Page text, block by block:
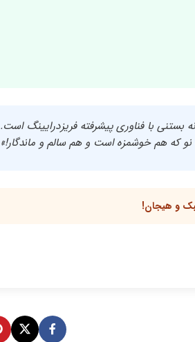
با فناوری پیشرفته فریزدرایینگ است.
که هم خوشمزه است و هم سالم و ماندگار!»
و هیجان!